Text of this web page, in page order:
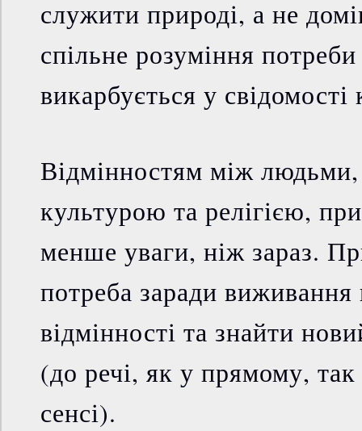
служити природі, а не
спільне розуміння
викарбується у
Відмінностям між людьми,
культурою та релігією,
менше уваги, ніж зараз.
потреба заради виживання
відмінності та знайти
(до речі, як у прямому,
сенсі).